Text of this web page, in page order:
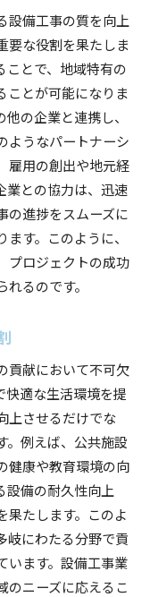
設備工事の質を向上
要な役割を果たしま
ことで、地域特有の
ことが可能になりま
の企業と連携し、
ようなパートナーシ
雇用の創出や地元経
業との協力は、迅速
の進捗をスムーズに
す。このように、
プロジェクトの成功
るのです。
貢献において不可欠
快適な生活環境を提
上させるだけでな
。例えば、公共施設
健康や教育環境の向
設備の耐久性向上
果たします。このよ
岐にわたる分野で貢
います。設備工事業
のニーズに応えるこ